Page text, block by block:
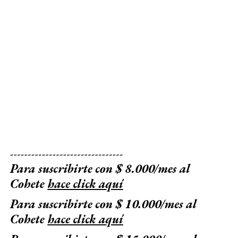
--------------------------------
Para suscribirte con $ 8.000/mes al
Cohetehace click aquí
Para suscribirte con $ 10.000/mes al
Cohetehace click aquí